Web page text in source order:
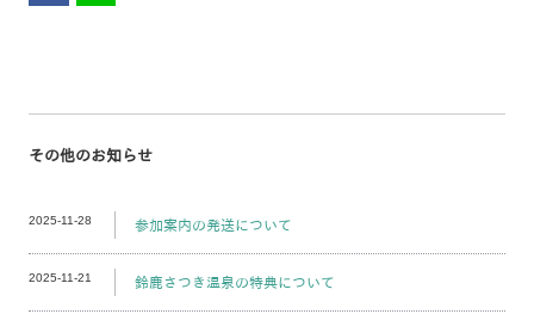
その他のお知らせ
2025-11-28 参加案内の発送について
2025-11-21 鈴鹿さつき温泉の特典について